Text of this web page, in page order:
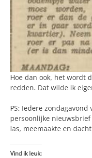
Hoe dan ook, het wordt
redden. Dat wilde ik
PS: Iedere
persoonlijke
las, meemaakte en
Vind ik leuk: